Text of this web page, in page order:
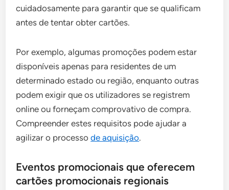
cuidadosamente para garantir que se qualificam
antes de tentar obter cartões.
Por exemplo, algumas promoções podem estar
disponíveis apenas para residentes de um
determinado estado ou região, enquanto outras
podem exigir que os utilizadores se registrem
online ou forneçam comprovativo de compra.
Compreender estes requisitos pode ajudar a
agilizar o processode aquisição.
Eventos promocionais que oferecem
cartões promocionais regionais